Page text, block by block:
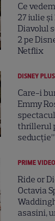
Ce
27 iulie
Diavolul
2 pe
Netflix
DISNEY PLUS
Care-i
Emmy
thrillerul
seducție”
PRIME VIDEO
Ride or
Octavia
asasini,